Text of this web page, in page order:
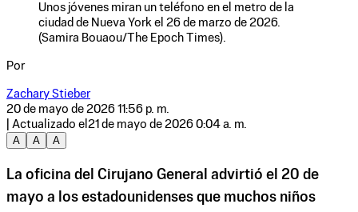
Unos jóvenes miran un teléfono en el metro de la
ciudad de Nueva York el 26 de marzo de 2026.
(Samira Bouaou/The Epoch Times).
Por
Zachary Stieber
20 de mayo de 2026 11:56 p. m.
| Actualizado el 21 de mayo de 2026 0:04 a. m.
A
A A
La oficina del Cirujano General advirtió el 20 de
mayo a los estadounidenses que muchos niños